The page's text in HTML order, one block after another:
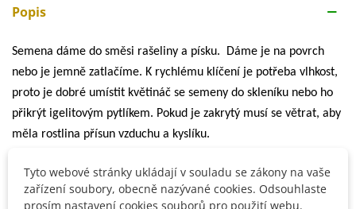
Popis
Semena dáme do směsi rašeliny a písku. Dáme je na povrch
nebo je jemně zatlačíme. K rychlému klíčení je potřeba vlhkost,
proto je dobré umístit květináč se semeny do skleníku nebo ho
přikrýt igelitovým pytlíkem. Pokud je zakrytý musí se větrat, aby
měla rostlina přísun vzduchu a kyslíku.
Detaily produktu
Tyto webové stránky ukládají v souladu se zákony na vaše
zařízení soubory, obecně nazývané cookies. Odsouhlaste
prosím nastavení cookies souborů pro použití webu.